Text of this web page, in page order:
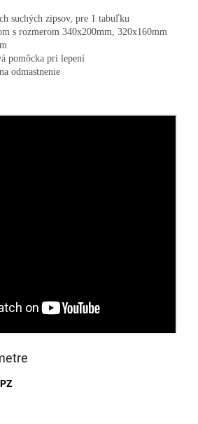
suchých zipsov, pre 1 tabuľku
s rozmerom 340x200mm, 320x160mm
pomôcka pri lepení
odmastnenie